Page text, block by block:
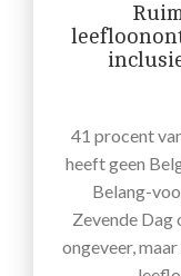
41 procent
heeft geen
Belang-
Zevende
ongeveer,